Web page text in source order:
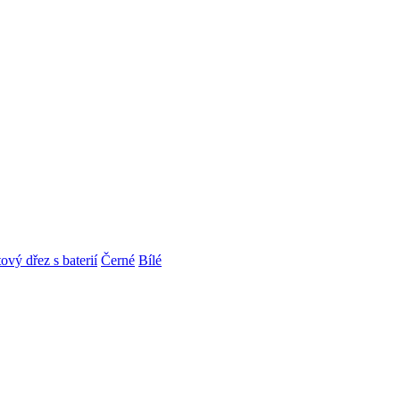
dřez s baterií Černé Bílé